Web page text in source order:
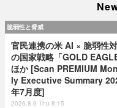
脆弱性と脅威
官民連携の米 AI × 脆弱性
の国家戦略「GOLD
ほか [Scan PREMIUM
ly Executive Summary
年7月度]
2026.8.6 Thu 8:15